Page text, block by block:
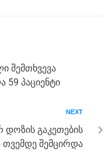
შემთხვევა
პაციენტი
NEXT
დოზის გაკეთების
თვემდე შემცირდა